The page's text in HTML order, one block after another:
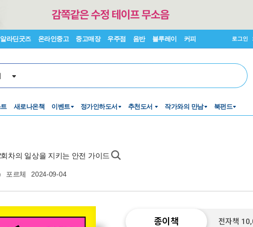
알라딘굿즈 온라인중고 중고매장 우주점 음반 블루레이 커피 로그인
새로나온책 이벤트 정가인하도서 추천도서 작가와의 만남 북펀드
차의 일상을 지키는 안전 가이드
포르체 2024-09-04
종이책 전자책